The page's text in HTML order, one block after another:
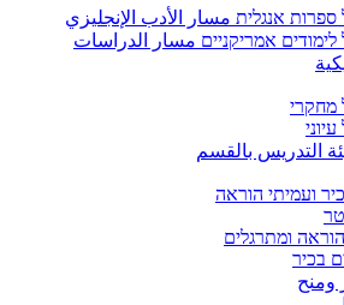
ספרות אנגלית مسار الأدب الإنجليزي
לימודים אמריקניים مسار الدراسات
מחקרי
التدريس بالقسم
ועמיתי הוראה
הוראה ומתרגלים
בכיר
ومنح